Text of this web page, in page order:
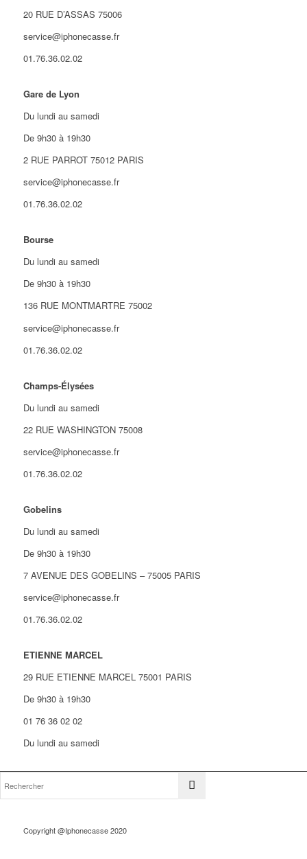
20 RUE D’ASSAS 75006
service@iphonecasse.fr
01.76.36.02.02
Gare de Lyon
Du lundi au samedi
De 9h30 à 19h30
2 RUE PARROT 75012 PARIS
service@iphonecasse.fr
01.76.36.02.02
Bourse
Du lundi au samedi
De 9h30 à 19h30
136 RUE MONTMARTRE 75002
service@iphonecasse.fr
01.76.36.02.02
Champs-Élysées
Du lundi au samedi
22 RUE WASHINGTON 75008
service@iphonecasse.fr
01.76.36.02.02
Gobelins
Du lundi au samedi
De 9h30 à 19h30
7 AVENUE DES GOBELINS – 75005 PARIS
service@iphonecasse.fr
01.76.36.02.02
ETIENNE MARCEL
29 RUE ETIENNE MARCEL 75001 PARIS
De 9h30 à 19h30
01 76 36 02 02
Du lundi au samedi
Copyright @Iphonecasse 2020